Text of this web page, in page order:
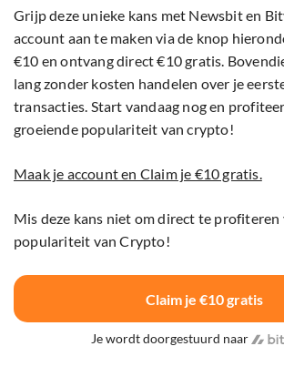
Grijp deze unieke kans met Newsbit en
account aan te maken via de knop
€10 en ontvang direct €10 gratis.
lang zonder kosten handelen over je
transacties. Start vandaag nog en
groeiende populariteit van crypto!
Maak je account en Claim je €10 gratis.
Mis deze kans niet om direct te profiteren
populariteit van Crypto!
Claim je €10 gratis
Je wordt doorgestuurd naar